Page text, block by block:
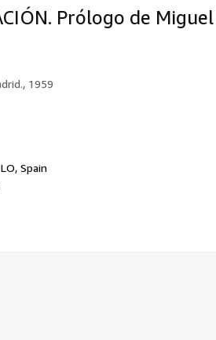
Prólogo de
1959
Spain